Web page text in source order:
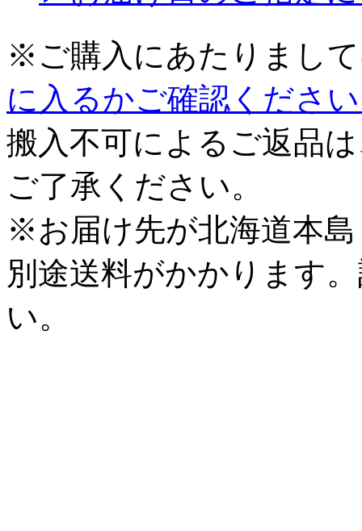
※ご購入にあたりまし
に入るかご確認くださ
搬入不可によるご返品
ご了承ください。
※お届け先が北海道本
別途送料がかかります
い。